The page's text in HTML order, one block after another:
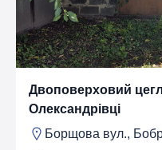
Двоповерховий
Олександрівці
Борщова вул.,